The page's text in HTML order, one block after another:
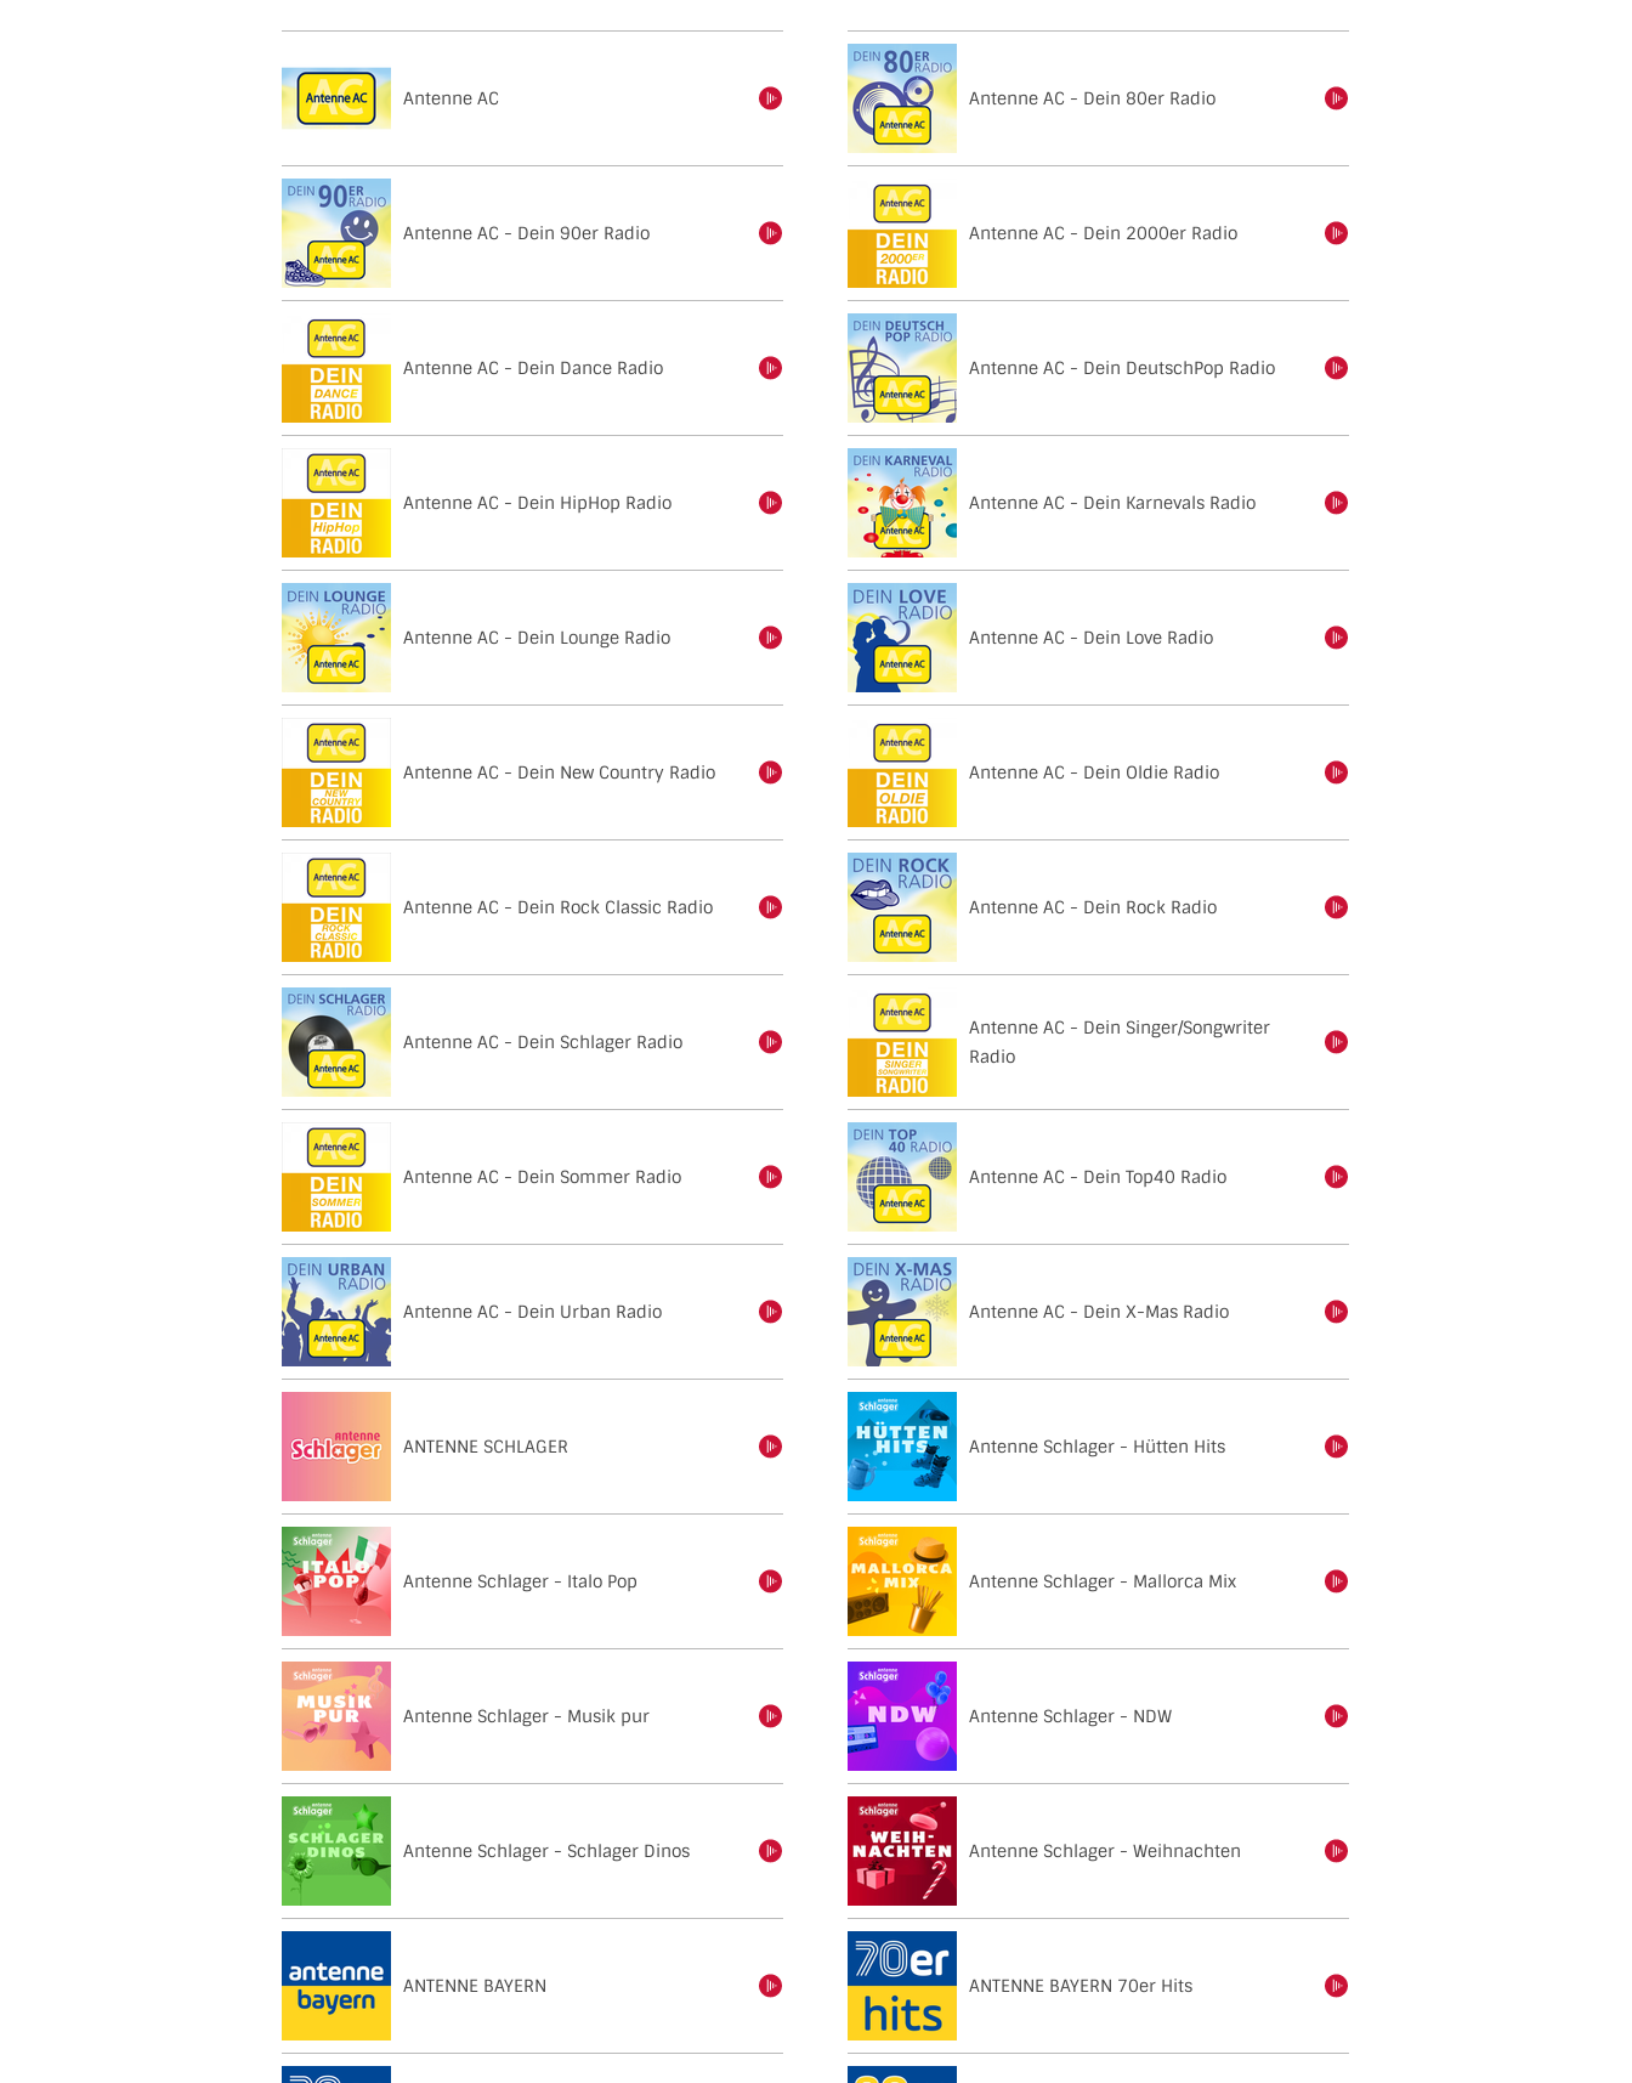
Antenne AC Antenne AC - Dein 80er Radioeinschalten
Antenne AC - Dein 90er Radioeinschalten Antenne AC - Dein 2000er Radioeinschalten
Antenne AC - Dein Dance Radioeinschalten Antenne AC - Dein DeutschPop Radio
einschalten
Antenne AC - Dein HipHop Radioeinschalten Antenne AC - Dein Karnevals Radio
einschalten
Antenne AC - Dein Lounge Radioeinschalten Antenne AC - Dein Love Radioeinschalten
Antenne AC - Dein New Country Radio
einschalten Antenne AC - Dein Oldie Radioeinschalten
Antenne AC - Dein Rock Classic Radio
einschalten Antenne AC - Dein Rock Radioeinschalten
Antenne AC - Dein Schlager Radioeinschalten
Antenne AC - Dein Singer/Songwriter
Radio
einschalten
Antenne AC - Dein Sommer Radioeinschalten Antenne AC - Dein Top40 Radioeinschalten
Antenne AC - Dein Urban Radioeinschalten Antenne AC - Dein X-Mas Radioeinschalten
ANTENNE SCHLAGER Antenne Schlager - Hütten Hitseinschalten
Antenne Schlager - Italo Pop Antenne Schlager - Mallorca Mixeinschalten
Antenne Schlager - Musik pureinschalten Antenne Schlager - NDW
Antenne Schlager - Schlager Dinos
einschalten Antenne Schlager - Weihnachteneinschalten
ANTENNE BAYERN ANTENNE BAYERN 70er Hits